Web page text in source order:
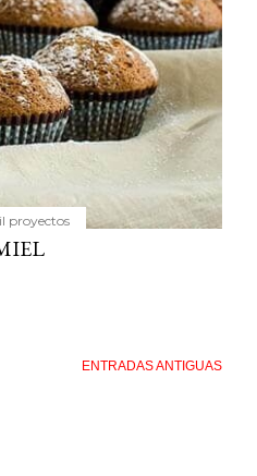
proyectos
ENTRADAS ANTIGUAS